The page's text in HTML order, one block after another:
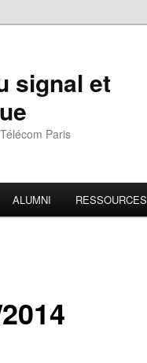
signal et
Paris
ALUMNI RESSOURCES